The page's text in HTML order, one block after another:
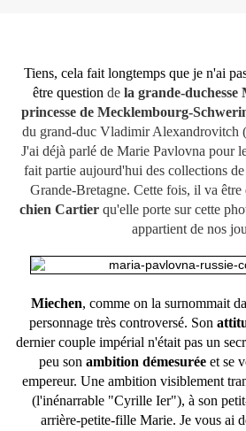
Tiens, cela fait longtemps que je n'ai
être question de la grande-duchesse
princesse de Mecklembourg-
du grand-duc Vladimir Alexandrovitch
J'ai déjà parlé de Marie Pavlovna pour
fait partie aujourd'hui des collections
Grande-Bretagne. Cette fois, il va être
chien Cartierqu'elle porte sur cette
appartient de nos
Miechen, comme on la surnommait
personnage très controversé. Son
dernier couple impérial n'était pas un
peu son ambition démesurée et se
empereur. Une ambition visiblement
(l'inénarrable "Cyrille Ier"), à son
arrière-petite-fille Marie. Je vous ai